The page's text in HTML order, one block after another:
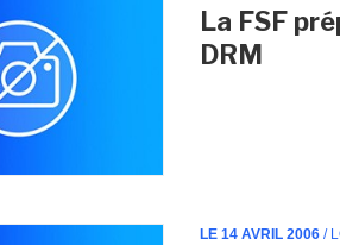
La FSF
DRM
LE 14 AVRIL 2006 /